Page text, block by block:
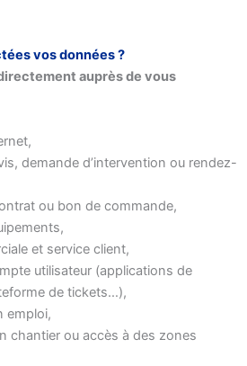
vos données ?
auprès de vous
demande d’intervention ou rendez-
ou bon de commande,
et service client,
utilisateur (applications de
de tickets…),
emploi,
chantier ou accès à des zones